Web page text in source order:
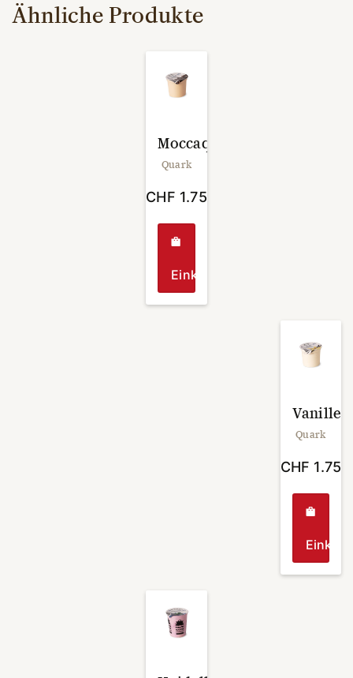
Ähnliche Produkte
Moccaquark
Quark
CHF 1.75
Einkaufen
Quark
CHF 1.75